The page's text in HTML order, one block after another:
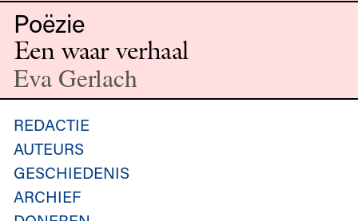
Poëzie
Een waar verhaal
Eva Gerlach
REDACTIE
AUTEURS
GESCHIEDENIS
ARCHIEF